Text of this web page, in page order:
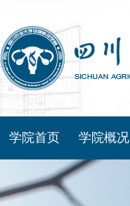
学院首页 学院概况